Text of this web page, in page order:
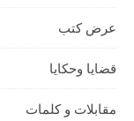
عرض كتب
قضايا وحكايا
مقابلات و كلمات